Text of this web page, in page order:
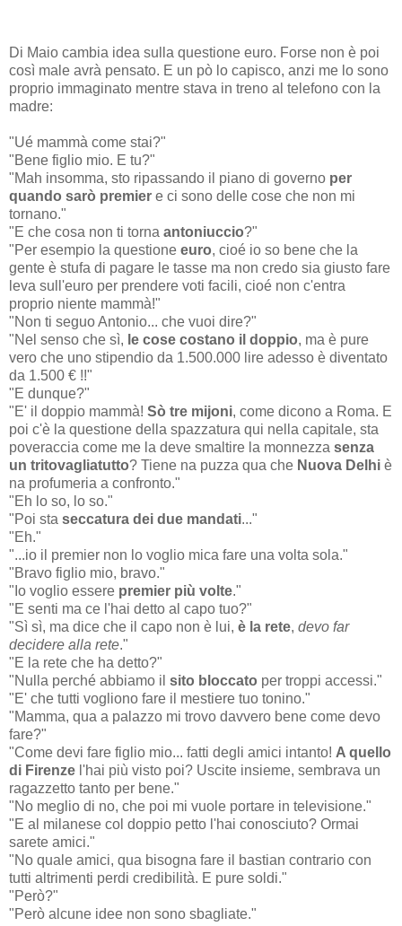
Di Maio cambia idea sulla questione euro. Forse non è poi
così male avrà pensato. E un pò lo capisco, anzi me lo sono
proprio immaginato mentre stava in treno al telefono con la
madre:
"Ué mammà come stai?"
"Bene figlio mio. E tu?"
"Mah insomma, sto ripassando il piano di governo per
quando sarò premier e ci sono delle cose che non mi
tornano."
"E che cosa non ti torna antoniuccio?"
"Per esempio la questione euro, cioé io so bene che la
gente è stufa di pagare le tasse ma non credo sia giusto fare
leva sull'euro per prendere voti facili, cioé non c'entra
proprio niente mammà!"
"Non ti seguo Antonio... che vuoi dire?"
"Nel senso che sì, le cose costano il doppio, ma è pure
vero che uno stipendio da 1.500.000 lire adesso è diventato
da 1.500 € !!"
"E dunque?"
"E' il doppio mammà! Sò tre mijoni, come dicono a Roma. E
poi c'è la questione della spazzatura qui nella capitale, sta
poveraccia come me la deve smaltire la monnezza senza
un tritovagliatutto? Tiene na puzza qua che Nuova Delhi è
na profumeria a confronto."
"Eh lo so, lo so."
"Poi sta seccatura dei due mandati..."
"Eh."
"...io il premier non lo voglio mica fare una volta sola."
"Bravo figlio mio, bravo."
"Io voglio essere premier più volte."
"E senti ma ce l'hai detto al capo tuo?"
"Sì sì, ma dice che il capo non è lui, è la rete, devo far
decidere alla rete."
"E la rete che ha detto?"
"Nulla perché abbiamo il sito bloccato per troppi accessi."
"E' che tutti vogliono fare il mestiere tuo tonino."
"Mamma, qua a palazzo mi trovo davvero bene come devo
fare?"
"Come devi fare figlio mio... fatti degli amici intanto! A quello
di Firenze l'hai più visto poi? Uscite insieme, sembrava un
ragazzetto tanto per bene."
"No meglio di no, che poi mi vuole portare in televisione."
"E al milanese col doppio petto l'hai conosciuto? Ormai
sarete amici."
"No quale amici, qua bisogna fare il bastian contrario con
tutti altrimenti perdi credibilità. E pure soldi."
"Però?"
"Però alcune idee non sono sbagliate."